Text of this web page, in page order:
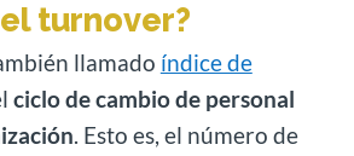
turnover?
llamado índice de
ciclo de cambio de personal
. Esto es, el número de